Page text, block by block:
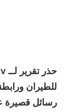
للطيران
رسائل قصيرة